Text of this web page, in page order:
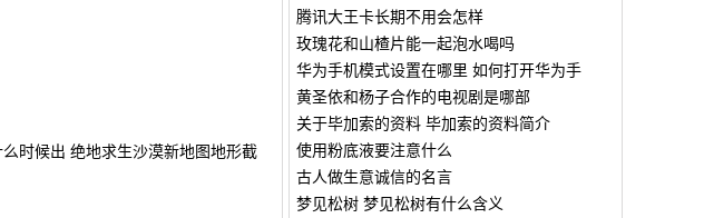
时候出 绝地求生沙漠新地图地形截
腾讯大王卡长期不用会怎样
玫瑰花和山楂片能一起泡水喝吗
华为手机模式设置在哪里 如何打开华为手
黄圣依和杨子合作的电视剧是哪部
关于毕加索的资料 毕加索的资料简介
使用粉底液要注意什么
古人做生意诚信的名言
梦见松树 梦见松树有什么含义